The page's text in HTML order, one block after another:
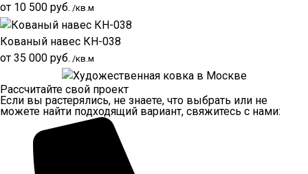
от 10 500 руб. /кв.м
Кованый навес КН-038
от 35 000 руб. /кв.м
Рассчитайте свой проект
Если вы растерялись, не знаете, что выбрать или не
можете найти подходящий вариант, свяжитесь с нами: